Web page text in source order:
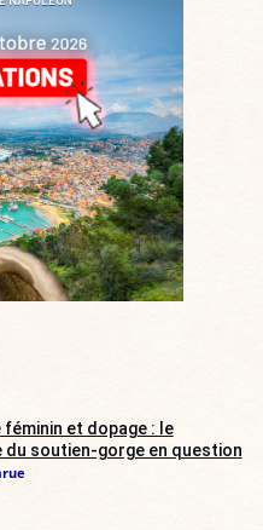
féminin et dopage : le
du soutien-gorge en question